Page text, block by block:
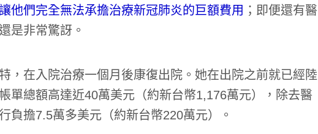
他們完全無法承擔治療新冠肺炎的巨額費用 ；即便還有醫
是非常驚訝。
，在入院治療一個月後康復出院。她在出院之前就已經陸
單總額高達近40萬美元（約新台幣1,176萬元），除去醫
負擔7.5萬多美元（約新台幣220萬元）。